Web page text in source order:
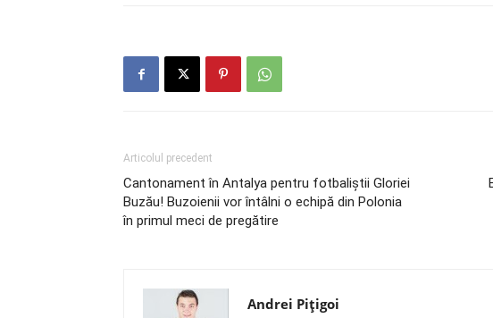
Articolul precedent
Cantonament în Antalya pentru fotbaliştii Gloriei
Buzău! Buzoienii vor întâlni o echipă din Polonia
în primul meci de pregătire
Andrei Pițigoi